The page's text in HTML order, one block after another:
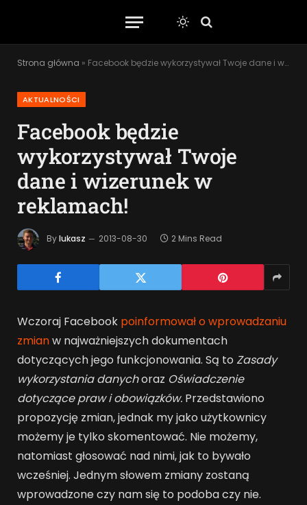
Strona główna » Facebook będzie wykorzystywał Twoje dane i wizerunek w reklamach!
AKTUALNOŚCI
Facebook będzie
wykorzystywał Twoje
dane i wizerunek w
reklamach!
Bylukasz 2013-08-30 2 Mins Read
Wczoraj Facebook poinformował o wprowadzaniu
zmianw najważniejszych dokumentach
dotyczących jego funkcjonowania. Są to Zasady
wykorzystania danychoraz Oświadczenie
dotyczące praw i obowiązków. Przedstawiono
propozycję zmian, jednak my jako użytkownicy
możemy je tylko skomentować. Nie możemy,
natomiast głosować nad nimi, jak to bywało
wcześniej. Jednym słowem zmiany zostaną
wprowadzone czy nam się to podoba czy nie.